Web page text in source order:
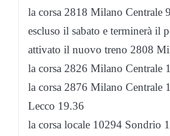
la corsa 2818 Milano
escluso il sabato e terminerà il
attivato il nuovo treno 2808
la corsa 2826 Milano Centrale
la corsa 2876 Milano Centrale
Lecco 19.36
la corsa locale 10294 Sondrio